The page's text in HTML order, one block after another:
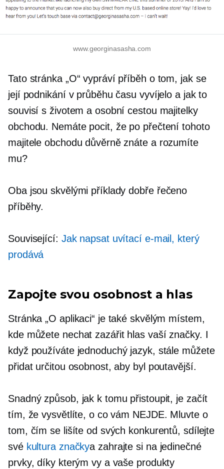
www.georginasasha.com
Tato stránka „O“ vypráví příběh o tom, jak se
její podnikání v průběhu času vyvíjelo a jak to
souvisí s životem a osobní cestou majitelky
obchodu. Nemáte pocit, že po přečtení tohoto
majitele obchodu důvěrně znáte a rozumíte
mu?
Oba jsou skvělými příkladydobře řečeno
příběhy.
Související: Jak napsat uvítací e-mail, který
prodává
Zapojte svou osobnost a hlas
Stránka „O aplikaci“ je také skvělým místem,
kde můžete nechat zazářit hlas vaší značky. I
když používáte jednoduchý jazyk, stále můžete
přidat určitou osobnost, aby byl poutavější.
Snadný způsob, jak k tomu přistoupit, je začít
tím, že vysvětlíte, o co vám NEJDE. Mluvte o
tom, čím se lišíte od svých konkurentů, sdílejte
své kultura značkya zahrajte si na jedinečné
prvky, díky kterým vy a vaše produkty